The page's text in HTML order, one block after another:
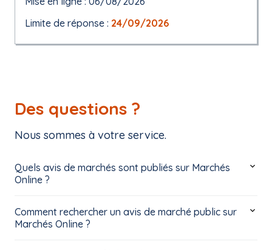
Limite de réponse : 24/09/2026
Des questions ?
Nous sommes à votre service.
Quels avis de marchés sont publiés sur Marchés
Online ?
Comment rechercher un avis de marché public sur
Marchés Online ?